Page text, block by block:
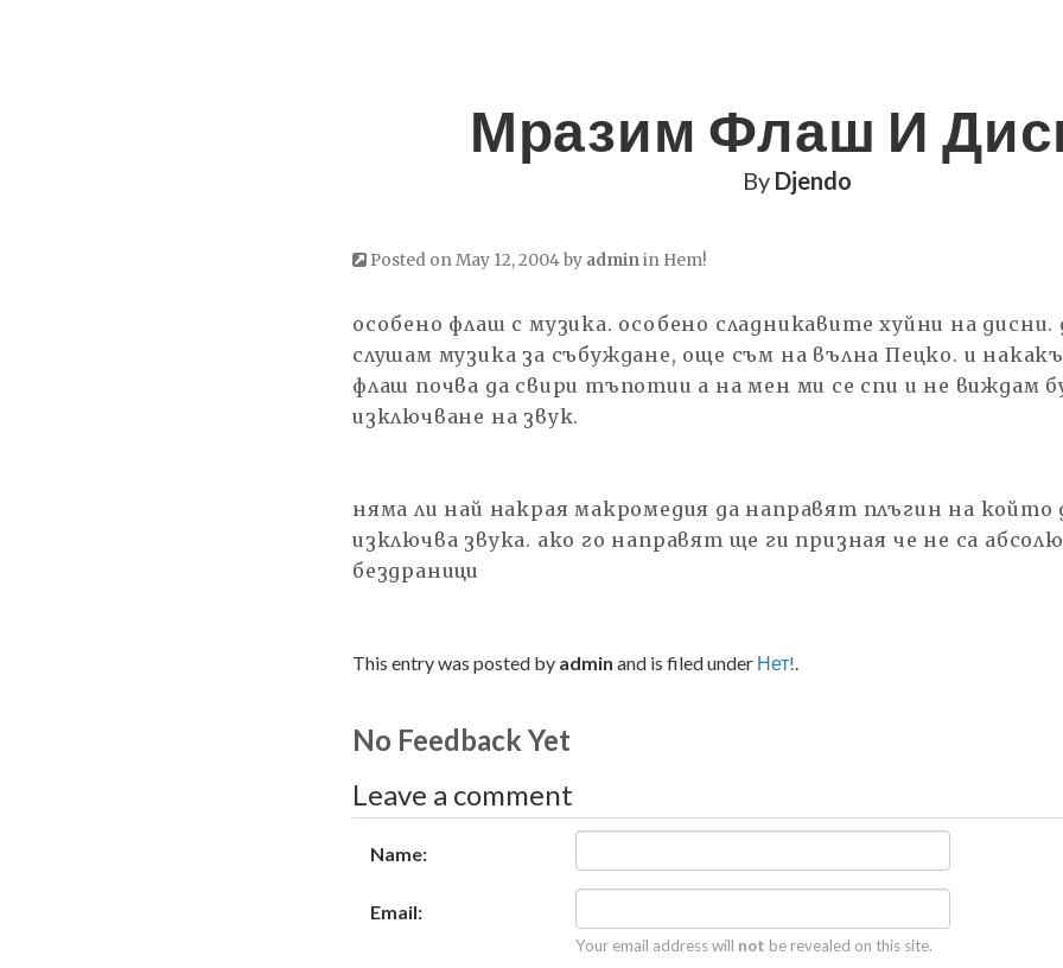
Мразим Флаш И
By Djendo
Posted on May 12, 2004 by adminin Нет!
особено флаш с музика. особено сладникавите хуйни на
слушам музика за събуждане, още съм на вълна Пецко. и
флаш почва да свири тъпотии а на мен ми се спи и не виждам
изключване на звук.
няма ли най накрая макромедия да направят плъгин на който
изключва звука. ако го направят ще ги призная че не са
бездраници
This entry was posted by admin and is filed under Нет!.
No Feedback Yet
Leave a comment
Name:
Email:
Your email address will not be revealed on this site.